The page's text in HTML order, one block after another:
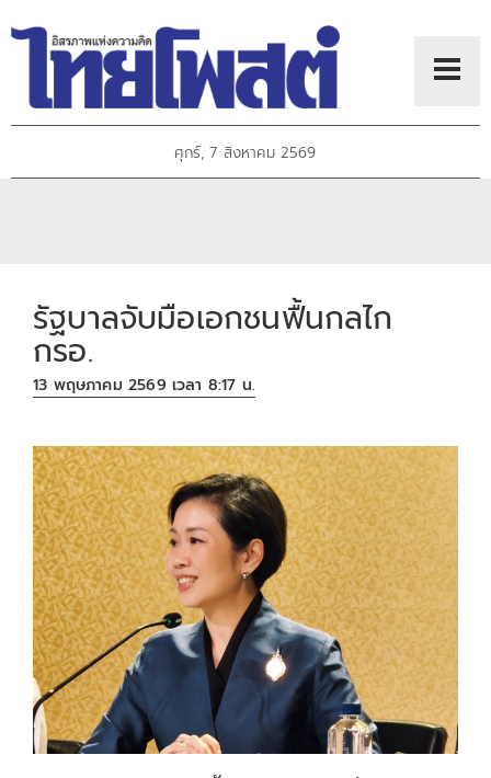
ศุกร์, 7 สิงหาคม 2569
รัฐบาลจับมือเอกชนฟื้นกลไก
กรอ.
13 พฤษภาคม 2569 เวลา 8:17 น.